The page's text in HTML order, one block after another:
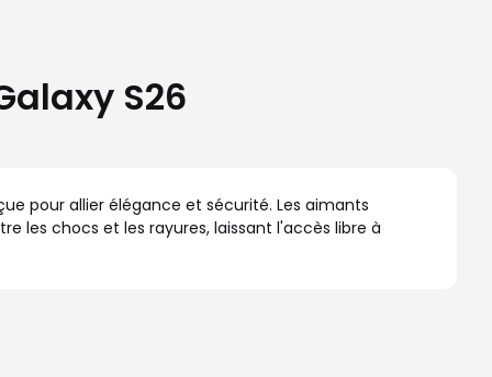
S26
pour allier élégance et sécurité. Les aimants
les chocs et les rayures, laissant l'accès libre à